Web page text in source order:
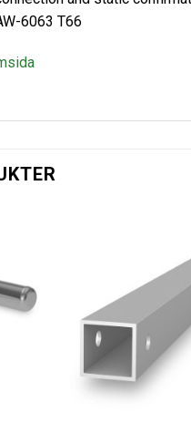
6063 T66